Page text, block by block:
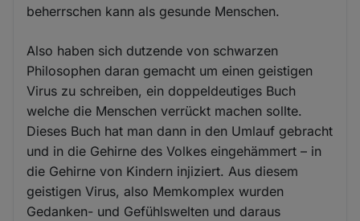
beherrschen kann als gesunde Menschen.
Also haben sich dutzende von schwarzen
Philosophen daran gemacht um einen geistigen
Virus zu schreiben, ein doppeldeutiges Buch
welche die Menschen verrückt machen sollte.
Dieses Buch hat man dann in den Umlauf gebracht
und in die Gehirne des Volkes eingehämmert – in
die Gehirne von Kindern injiziert. Aus diesem
geistigen Virus, also Memkomplex wurden
Gedanken- und Gefühlswelten und daraus